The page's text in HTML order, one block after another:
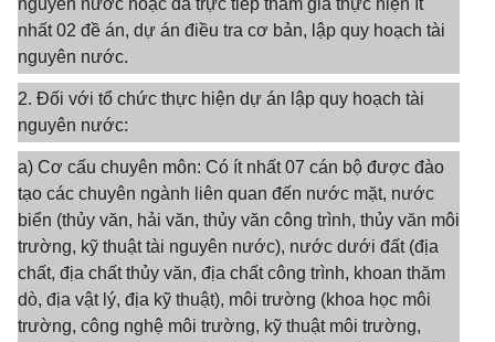
nguyên nước hoặc đã trực tiếp tham gia thực hiện ít
nhất 02 đề án, dự án điều tra cơ bản, lập quy hoạch tài
nguyên nước.
2. Đối với tổ chức thực hiện dự án lập quy hoạch tài
nguyên nước:
a) Cơ cấu chuyên môn: Có ít nhất 07 cán bộ được đào
tạo các chuyên ngành liên quan đến nước mặt, nước
biển (thủy văn, hải văn, thủy văn công trình, thủy văn môi
trường, kỹ thuật tài nguyên nước), nước dưới đất (địa
chất, địa chất thủy văn, địa chất công trình, khoan thăm
dò, địa vật lý, địa kỹ thuật), môi trường (khoa học môi
trường, công nghệ môi trường, kỹ thuật môi trường,